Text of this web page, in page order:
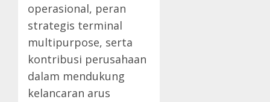
operasional, peran
strategis terminal
multipurpose, serta
kontribusi perusahaan
dalam mendukung
kelancaran arus